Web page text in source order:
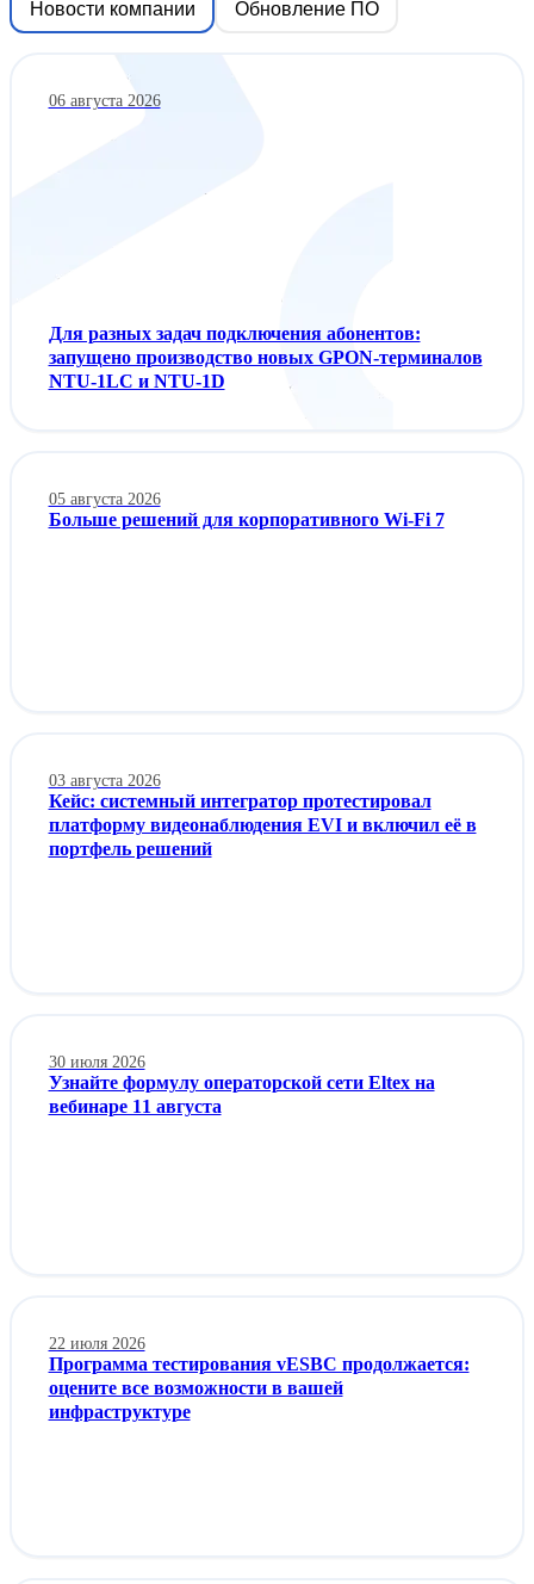
Новости компании Обновление ПО
06 августа 2026
Для разных задач подключения абонентов:
запущено производство новых GPON-терминалов
NTU-1LC и NTU-1D
05 августа 2026
Больше решений для корпоративного Wi‑Fi 7
03 августа 2026
Кейс: системный интегратор протестировал
платформу видеонаблюдения EVI и включил её в
портфель решений
30 июля 2026
Узнайте формулу операторской сети Eltex на
вебинаре 11 августа
22 июля 2026
Программа тестирования vESBC продолжается:
оцените все возможности в вашей
инфраструктуре